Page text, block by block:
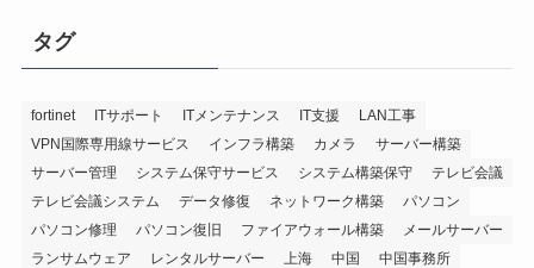
タグ
fortinet ITサポート ITメンテナンス IT支援
LAN工事
VPN国際専用線サービス
インフラ構築 カメラ
サーバー構築
サーバー管理
システム保守サービス システム構築保守
テレビ会議
テレビ会議システム
データ修復 ネットワーク構築
パソコン
パソコン修理
パソコン復旧 ファイアウォール構築
メールサーバー
ランサムウェア
レンタルサーバー 上海 中国
中国事務所